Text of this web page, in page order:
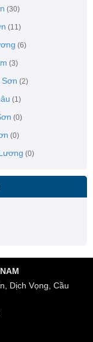
(30)
(11)
(6)
(3)
(2)
(1)
(0)
(0)
(0)
Dịch Vọng, Cầu